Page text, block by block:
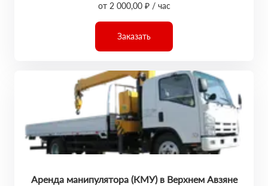
от 2 000,00 ₽ / час
Заказать
Аренда манипулятора (КМУ) в Верхнем Авзяне